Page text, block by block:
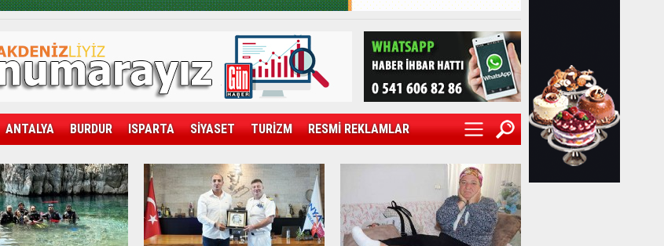
ANTALYA BURDUR ISPARTA SİYASET TURİZM RESMİ REKLAMLAR
EKONOMİ DÜNYA